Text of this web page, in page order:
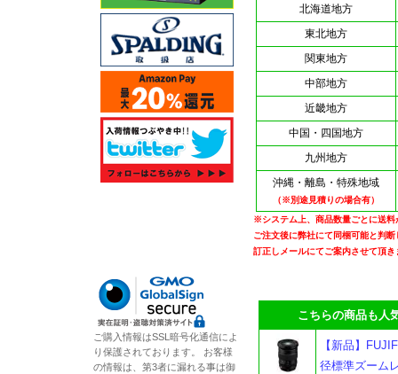
北海道地方
東北地方
関東地方
中部地方
近畿地方
中国・四国地方
九州地方
沖縄・離島・特殊地域
（※別途見積りの場合有）
※システム上、商品数量ごとに送料
ご注文後に弊社にて同梱可能と判
訂正しメールにてご案内させて頂き
こちらの商品も人気
【新品】
径標準ズーム
ご購入情報はSSL暗号化通信によ
り保護されております。 お客様
の情報は、第3者に漏れる事は御